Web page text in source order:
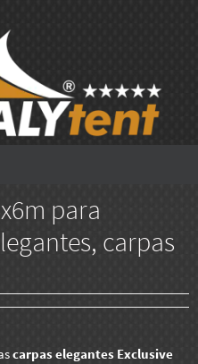
para
carpas
carpas elegantes Exclusive